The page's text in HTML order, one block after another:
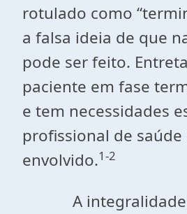
rotulado como
a falsa ideia de que
pode ser feito.
paciente em fase
e tem necessidades
profissional de saúde
envolvido.1-2
A integralidade